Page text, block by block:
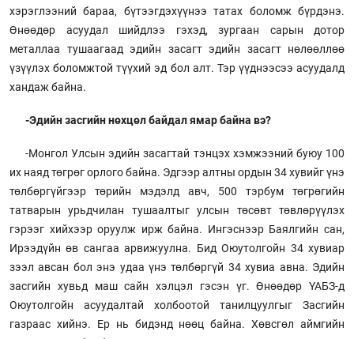
хэрэглээний бараа, бүтээгдэхүүнээ татах боломж бүрдэнэ.
Өнөөдөр асуудал шийдлээ гэхэд, зургаан сарын дотор
металлаа тушаагаад эдийн засагт эдийн засагт нөлөөллөө
үзүүлэх боломжтой түүхий эд бол алт. Тэр үүднээсээ асуудалд
хандаж байна.
-Эдийн засгийн нөхцөл байдал ямар байна вэ?
-Монгол Улсын эдийн засагтай тэнцэх хэмжээний буюу 100
их наяд төгрөг орлого байна. Эдгээр алтны ордын 34 хувийг үнэ
төлбөргүйгээр төрийн мэдэлд авч, 500 тэрбум төгрөгийн
татварын урьдчилан тушаалтыг улсын төсөвт төвлөрүүлэх
гэрээг хийхээр оруулж ирж байна. Ингэснээр Баялгийн сан,
Ирээдүйн өв сангаа арвижуулна. Бид Оюутолгойн 34 хувиар
зээл авсан бол энэ удаа үнэ төлбөргүй 34 хувиа авна. Эдийн
засгийн хувьд маш сайн хэлцэл гэсэн үг. Өнөөдөр ҮАБЗ-д
Оюутолгойн асуудалтай холбоотой танилцуулгыг Засгийн
газраас хийнэ. Ер нь бидэнд нөөц байна. Хөвсгөл аймгийн